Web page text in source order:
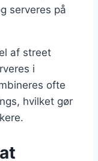
serveres på
af street
i
ofte
hvilket gør